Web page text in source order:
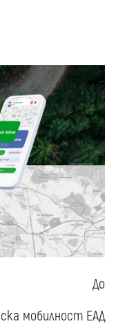
До
мобилност ЕАД